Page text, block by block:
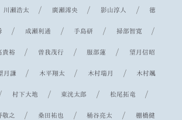
川瀬浩太 / 廣瀬澪央 / 影山淳人 /徳
/ 成瀬利通 / 手島研 / 掃部智寛 /
貴裕 / 曽我茂行 / 服部蓮 / 望月信昭
月謙 / 木平翔太 / 木村瑞月 / 木村颯
村下大地 / 東洸太郎 / 松尾拓竜 /
敬之 / 桑田祐也 /桶谷亮太 / 棚橋健